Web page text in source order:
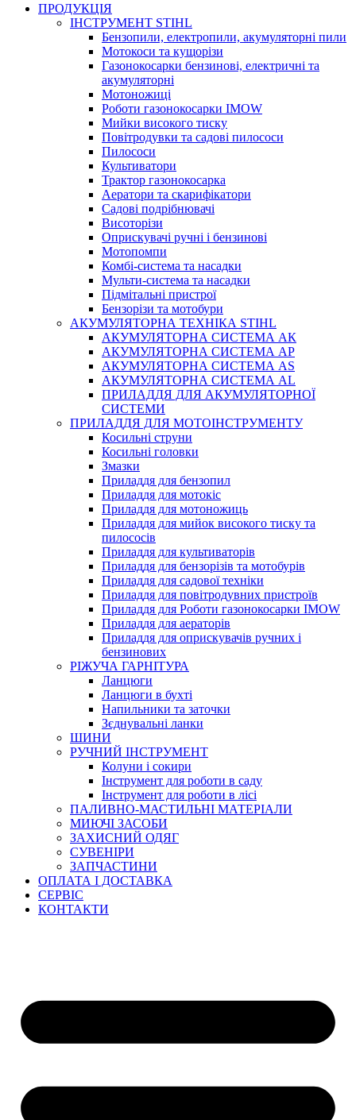
ПРОДУКЦІЯ
ІНСТРУМЕНТ STIHL
Бензопили, електропили, акумуляторні пили
Мотокоси та кущорізи
Газонокосарки бензинові, електричні та
акумуляторні
Мотоножиці
Роботи газонокосарки IMOW
Мийки високого тиску
Повітродувки та садові пилососи
Пилососи
Культиватори
Трактор газонокосарка
Аератори та скарифікатори
Садові подрібнювачі
Висоторізи
Оприскувачі ручні і бензинові
Мотопомпи
Комбі-система та насадки
Мульти-система та насадки
Підмітальні пристрої
Бензорізи та мотобури
АКУМУЛЯТОРНА ТЕХНІКА STIHL
АКУМУЛЯТОРНА СИСТЕМА АК
АКУМУЛЯТОРНА СИСТЕМА АР
АКУМУЛЯТОРНА СИСТЕМА AS
АКУМУЛЯТОРНА СИСТЕМА AL
ПРИЛАДДЯ ДЛЯ АКУМУЛЯТОРНОЇ
СИСТЕМИ
ПРИЛАДДЯ ДЛЯ МОТОІНСТРУМЕНТУ
Косильні струни
Косильні головки
Змазки
Приладдя для бензопил
Приладдя для мотокіс
Приладдя для мотоножиць
Приладдя для мийок високого тиску та
пилососів
Приладдя для культиваторів
Приладдя для бензорізів та мотобурів
Приладдя для садової техніки
Приладдя для повітродувних пристроїв
Приладдя для Роботи газонокосарки IMOW
Приладдя для аераторів
Приладдя для оприскувачів ручних і
бензинових
РІЖУЧА ГАРНІТУРА
Ланцюги
Ланцюги в бухті
Напильники та заточки
Зєднувальні ланки
ШИНИ
РУЧНИЙ ІНСТРУМЕНТ
Колуни і сокири
Інструмент для роботи в саду
Інструмент для роботи в лісі
ПАЛИВНО-МАСТИЛЬНІ МАТЕРІАЛИ
МИЮЧІ ЗАСОБИ
ЗАХИСНИЙ ОДЯГ
СУВЕНІРИ
ЗАПЧАСТИНИ
ОПЛАТА І ДОСТАВКА
СЕРВІС
КОНТАКТИ